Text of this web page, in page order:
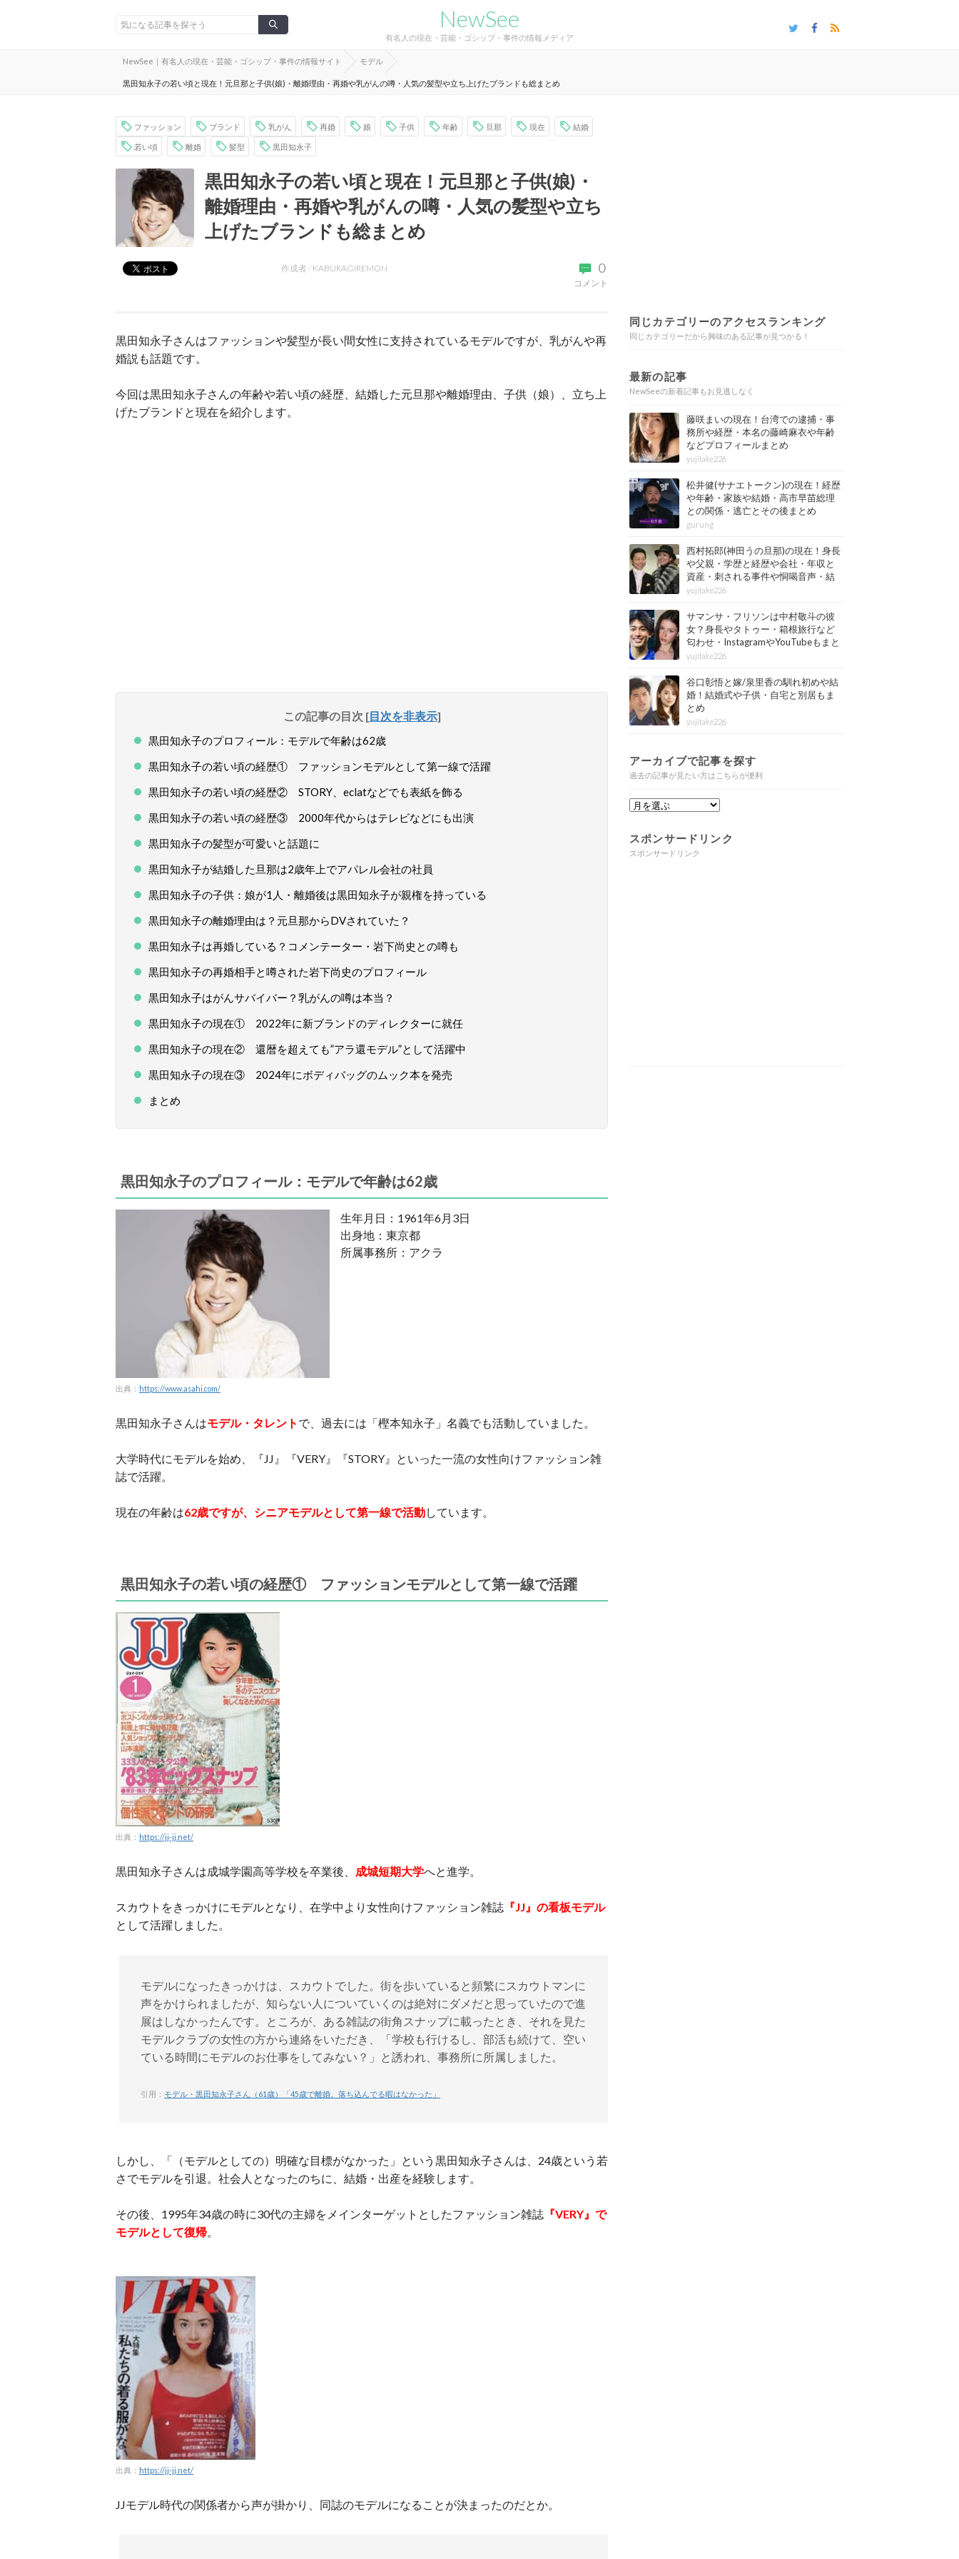
NewSee
有名人の現在・芸能・ゴシップ・事件の情報メディア
NewSee｜有名人の現在・芸能・ゴシップ・事件の情報サイト モデル
黒田知永子の若い頃と現在！元旦那と子供(娘)・離婚理由・再婚や乳がんの噂・人気の髪型や立ち上げたブランドも総まとめ
ファッション ブランド 乳がん 再婚 娘 子供 年齢 旦那 現在 結婚
若い頃 離婚 髪型 黒田知永子
黒田知永子の若い頃と現在！元旦那と子供(娘)・
離婚理由・再婚や乳がんの噂・人気の髪型や立ち
上げたブランドも総まとめ
0
コメント
作成者 / KABURAGIREMON
黒田知永子さんはファッションや髪型が長い間女性に支持されているモデルですが、乳がんや再
婚説も話題です。
今回は黒田知永子さんの年齢や若い頃の経歴、結婚した元旦那や離婚理由、子供（娘）、立ち上
げたブランドと現在を紹介します。
この記事の目次 [目次を非表示]
黒田知永子のプロフィール：モデルで年齢は62歳
黒田知永子の若い頃の経歴① ファッションモデルとして第一線で活躍
黒田知永子の若い頃の経歴② STORY、eclatなどでも表紙を飾る
黒田知永子の若い頃の経歴③ 2000年代からはテレビなどにも出演
黒田知永子の髪型が可愛いと話題に
黒田知永子が結婚した旦那は2歳年上でアパレル会社の社員
黒田知永子の子供：娘が1人・離婚後は黒田知永子が親権を持っている
黒田知永子の離婚理由は？元旦那からDVされていた？
黒田知永子は再婚している？コメンテーター・岩下尚史との噂も
黒田知永子の再婚相手と噂された岩下尚史のプロフィール
黒田知永子はがんサバイバー？乳がんの噂は本当？
黒田知永子の現在① 2022年に新ブランドのディレクターに就任
黒田知永子の現在② 還暦を超えても”アラ還モデル”として活躍中
黒田知永子の現在③ 2024年にボディバッグのムック本を発売
まとめ
黒田知永子のプロフィール：モデルで年齢は62歳
出典： https://www.asahi.com/
生年月日：1961年6月3日
出身地：東京都
所属事務所：アクラ
黒田知永子さんはモデル・タレント で、過去には「樫本知永子」名義でも活動していました。
大学時代にモデルを始め、『JJ』『VERY』『STORY』といった一流の女性向けファッション雑
誌で活躍。
現在の年齢は62歳ですが、シニアモデルとして第一線で活動しています。
黒田知永子の若い頃の経歴① ファッションモデルとして第一線で活躍
出典： https://jj-jj.net/
黒田知永子さんは成城学園高等学校を卒業後、 成城短期大学へと進学。
スカウトをきっかけにモデルとなり、在学中より女性向けファッション雑誌 『JJ』の看板モデル
として活躍しました。
モデルになったきっかけは、スカウトでした。街を歩いていると頻繁にスカウトマンに
声をかけられましたが、知らない人についていくのは絶対にダメだと思っていたので進
展はしなかったんです。ところが、ある雑誌の街角スナップに載ったとき、それを見た
モデルクラブの女性の方から連絡をいただき、「学校も行けるし、部活も続けて、空い
ている時間にモデルのお仕事をしてみない？」と誘われ、事務所に所属しました。
引用： モデル・黒田知永子さん（61歳）「45歳で離婚。落ち込んでる暇はなかった」
しかし、「（モデルとしての）明確な目標がなかった」という黒田知永子さんは、24歳という若
さでモデルを引退。社会人となったのちに、結婚・出産を経験します。
その後、1995年34歳の時に30代の主婦をメインターゲットとしたファッション雑誌 『VERY』で
モデルとして復帰。
出典： https://jj-jj.net/
JJモデル時代の関係者から声が掛かり、同誌のモデルになることが決まったのだとか。
同じカテゴリーのアクセスランキング
同じカテゴリーだから興味のある記事が見つかる！
最新の記事
NewSeeの新着記事もお見逃しなく
藤咲まいの現在！台湾での逮捕・事
務所や経歴・本名の藤崎麻衣や年齢
などプロフィールまとめ
yujitake226
松井健(サナエトークン)の現在！経歴
や年齢・家族や結婚・高市早苗総理
との関係・逃亡とその後まとめ
gurung
西村拓郎(神田うの旦那)の現在！身長
や父親・学歴と経歴や会社・年収と
資産・刺される事件や恫喝音声・結
婚と子供や自宅・脳梗塞の病気もま
とめ
yujitake226
サマンサ・フリソンは中村敬斗の彼
女？身長やタトゥー・箱根旅行など
匂わせ・InstagramやYouTubeもまと
め
yujitake226
谷口彰悟と嫁/泉里香の馴れ初めや結
婚！結婚式や子供・自宅と別居もま
とめ
yujitake226
アーカイブで記事を探す
過去の記事が見たい方はこちらが便利
スポンサードリンク
スポンサードリンク